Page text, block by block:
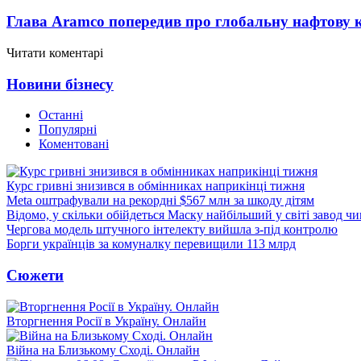
Глава Aramco попередив про глобальну нафтову
Читати коментарі
Новини бізнесу
Останні
Популярні
Коментовані
Курс гривні знизився в обмінниках наприкінці тижня
Meta оштрафували на рекордні $567 млн за шкоду дітям
Відомо, у скільки обійдеться Маску найбільший у світі завод
Чергова модель штучного інтелекту вийшла з-під контролю
Борги українців за комуналку перевищили 113 млрд
Сюжети
Вторгнення Росії в Україну. Онлайн
Війна на Близькому Сході. Онлайн